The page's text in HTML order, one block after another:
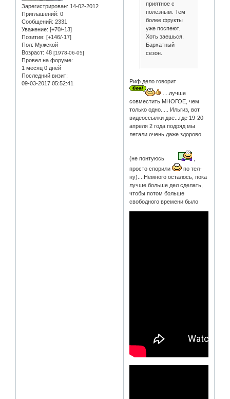
Зарегистрирован: 14-02-2012
Приглашений: 0
Сообщений: 2331
Уважение: [+70/-13]
Позитив: [+146/-17]
Пол: Мужской
Возраст: 48 [1978-06-05]
Провел на форуме:
1 месяц 0 дней
Последний визит:
09-03-2017 05:52:41
приятное с
полезным. Тем
более фрукты
уже поспеют.
Хоть заешься.
Бархатный
сезон.
Риф дело говорит
....лучше
совместить МНОГОЕ, чем
только одно..... Ильгиз, вот
видеоссылки две...где 19-20
апреля 2 года подряд мы
летали очень даже здорово
(не понтуюсь
просто спорили
по тел-
ну)....Немного осталось, пока
лучше больше дел сделать,
чтобы потом больше
свободного времени было